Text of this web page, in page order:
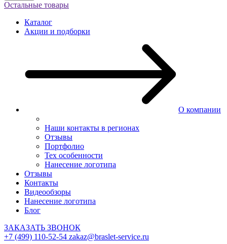
Остальные товары
Каталог
Акции и подборки
О компании
Наши контакты в регионах
Отзывы
Портфолио
Тех особенности
Нанесение логотипа
Отзывы
Контакты
Видеообзоры
Нанесение логотипа
Блог
ЗАКАЗАТЬ ЗВОНОК
+7 (499) 110-52-54 zakaz@braslet-service.ru